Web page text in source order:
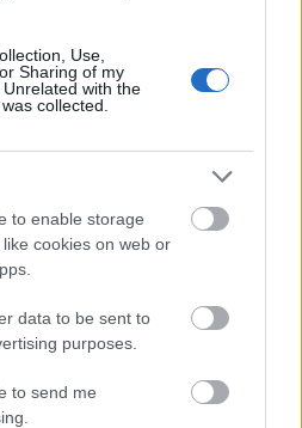
Use,
Sharing of my
with the
collected.
to enable storage
cookies on web or
data to be sent to
purposes.
to send me
korszerű légtechnika az